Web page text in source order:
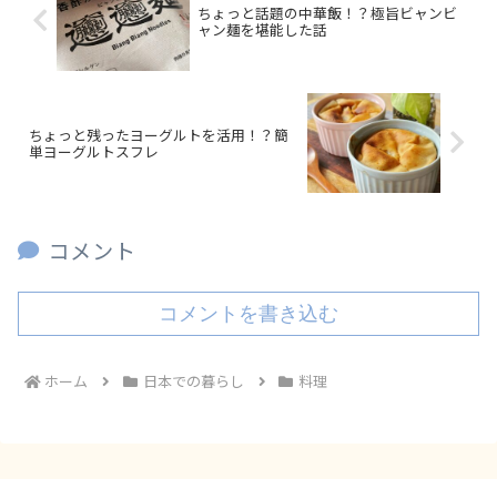
ちょっと話題の中華飯！？極旨ビャンビ
ャン麺を堪能した話
ちょっと残ったヨーグルトを活用！？簡
単ヨーグルトスフレ
コメント
コメントを書き込む
ホーム 日本での暮らし 料理